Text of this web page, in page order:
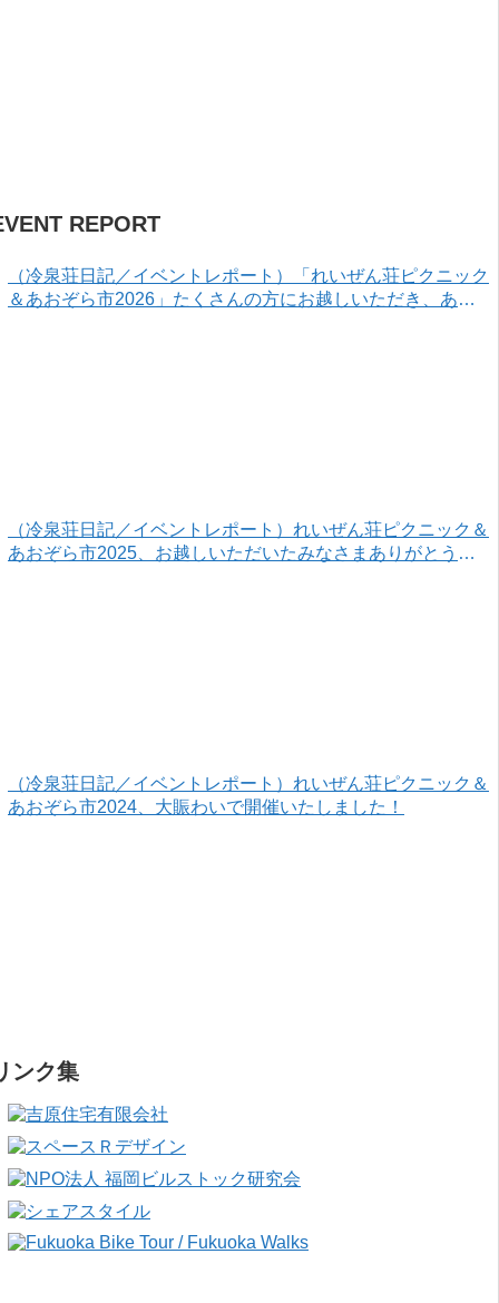
REPORT
（冷泉荘日記／イベントレポート）「れいぜん荘ピクニック
＆あおぞら市2026」たくさんの方にお越しいただき、あり
（冷泉荘日記／イベントレポート）れいぜん荘ピクニック＆
あおぞら市2025、お越しいただいたみなさまありがとうご
（冷泉荘日記／イベントレポート）れいぜん荘ピクニック＆
あおぞら市2024、大賑わいで開催いたしました！
ンク集